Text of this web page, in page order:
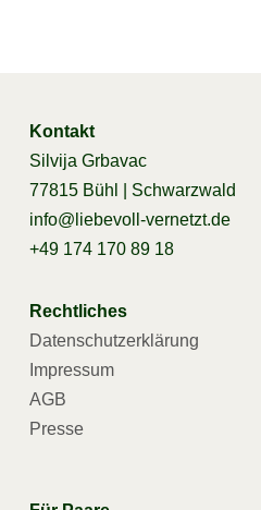
Kontakt
Silvija Grbavac
77815 Bühl | Schwarzwald
info@liebevoll-vernetzt.de
+49 174 170 89 18
Rechtliches
Datenschutzerklärung
Impressum
AGB
Presse